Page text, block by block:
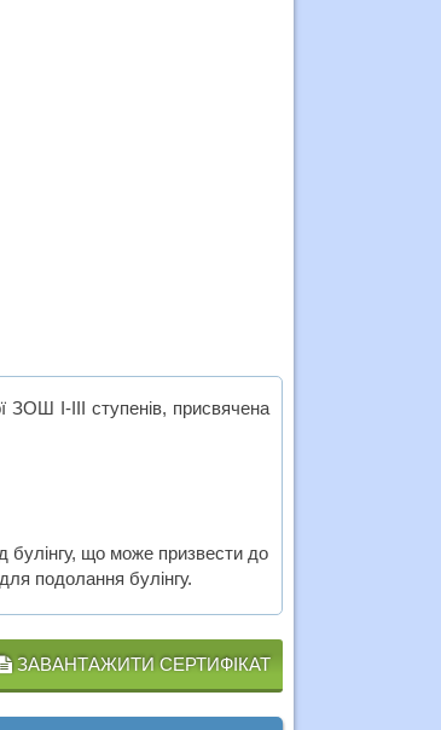
І-ІІІ ступенів, присвячена
булінгу, що може призвести до
подолання булінгу.
ЗАВАНТАЖИТИ СЕРТИФІКАТ